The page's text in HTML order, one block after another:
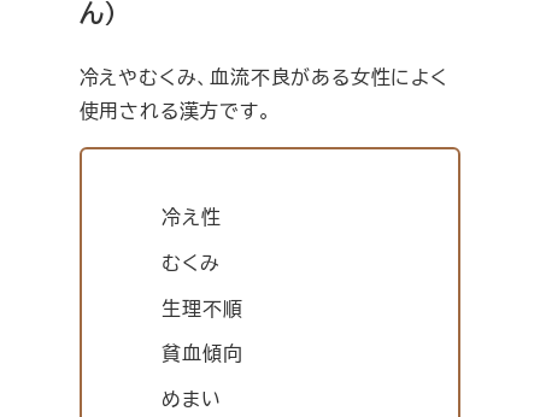
ん）
冷えやむくみ、血流不良がある女性によく
使用される漢方です。
冷え性
むくみ
生理不順
貧血傾向
めまい